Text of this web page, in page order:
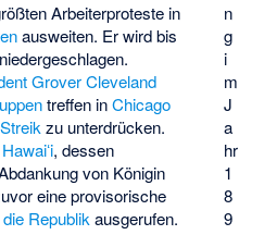
n
g
i
m
J
a
hr
1
8
9
Arbeiterproteste in
ausweiten. Er wird bis
Grover Cleveland
treffen inChicago
zu unterdrücken.
, dessen
von Königin
eine provisorische
die Republik ausgerufen.